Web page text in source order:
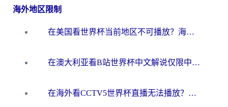
海外地区限制
在美国看世界杯当前地区不可播放？海外党体育观赛终极指南来了！
在澳大利亚看B站世界杯中文解说仅限中国大陆？这篇指南帮你打破限制看遍赛事
在海外看CCTV5世界杯直播无法播放？这篇指南让你和国内球迷同步呐喊